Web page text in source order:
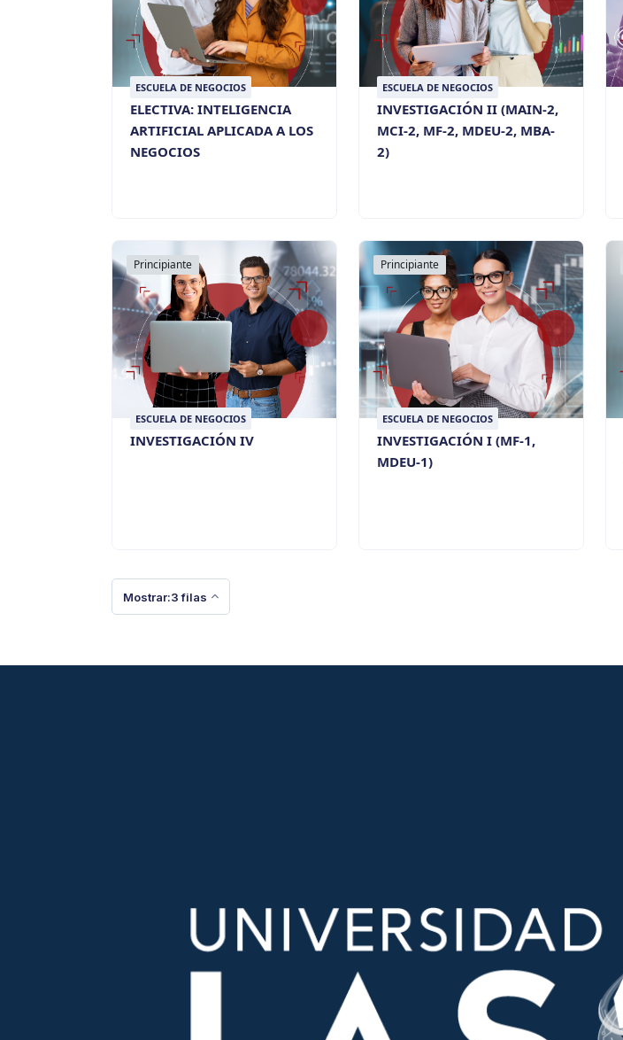
ESCUELA DE NEGOCIOS
ELECTIVA: INTELIGENCIA
ARTIFICIAL APLICADA A LOS
NEGOCIOS
ESCUELA DE NEGOCIOS
INVESTIGACIÓN II (MAIN-2,
MCI-2, MF-2, MDEU-2, MBA-
2)
Principiante
ESCUELA DE NEGOCIOS
INVESTIGACIÓN IV
Principiante
ESCUELA DE NEGOCIOS
INVESTIGACIÓN I (MF-1,
MDEU-1)
Mostrar:3 filas